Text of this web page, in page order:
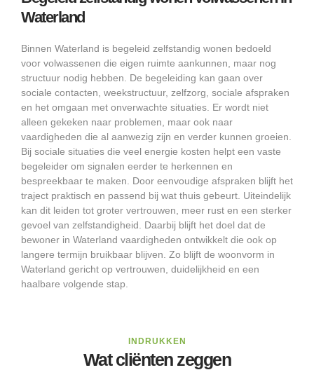
Waterland
Binnen Waterland is begeleid zelfstandig wonen bedoeld
voor volwassenen die eigen ruimte aankunnen, maar nog
structuur nodig hebben. De begeleiding kan gaan over
sociale contacten, weekstructuur, zelfzorg, sociale afspraken
en het omgaan met onverwachte situaties. Er wordt niet
alleen gekeken naar problemen, maar ook naar
vaardigheden die al aanwezig zijn en verder kunnen groeien.
Bij sociale situaties die veel energie kosten helpt een vaste
begeleider om signalen eerder te herkennen en
bespreekbaar te maken. Door eenvoudige afspraken blijft het
traject praktisch en passend bij wat thuis gebeurt. Uiteindelijk
kan dit leiden tot groter vertrouwen, meer rust en een sterker
gevoel van zelfstandigheid. Daarbij blijft het doel dat de
bewoner in Waterland vaardigheden ontwikkelt die ook op
langere termijn bruikbaar blijven. Zo blijft de woonvorm in
Waterland gericht op vertrouwen, duidelijkheid en een
haalbare volgende stap.
INDRUKKEN
Wat cliënten zeggen